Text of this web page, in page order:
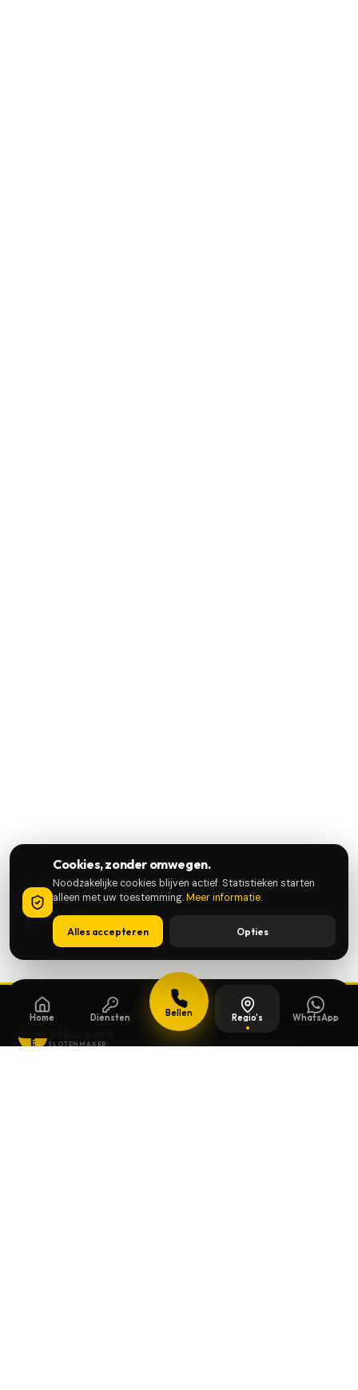
Home Diensten Bellen Regio's WhatsApp
SLOTENMAKER
Cookies, zonder omwegen.
Noodzakelijke cookies blijven actief. Statistieken starten
alleen met uw toestemming.Meer informatie.
Alles accepteren Opties